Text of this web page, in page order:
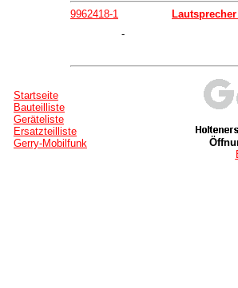
9962418-1
-
Startseite
Bauteilliste
Geräteliste
Ersatzteilliste
Gerry-Mobilfunk